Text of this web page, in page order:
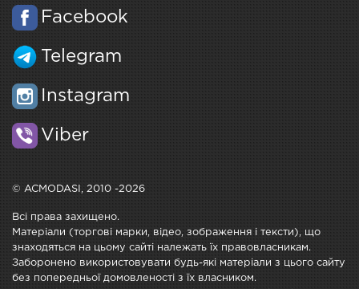
Facebook
Telegram
Instagram
Viber
© ACMODASI, 2010 -2026
Всі права захищено.
Матеріали (торгові марки, відео, зображення і тексти), що
знаходяться на цьому сайті належать їх правовласникам.
Заборонено використовувати будь-які матеріали з цього сайту
без попередньої домовленості з їх власником.